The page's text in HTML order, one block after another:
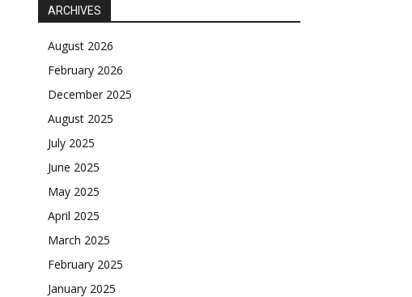
ARCHIVES
August 2026
February 2026
December 2025
August 2025
July 2025
June 2025
May 2025
April 2025
March 2025
February 2025
January 2025